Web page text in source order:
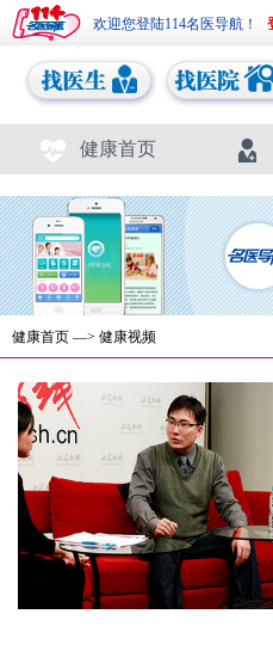
欢迎您登陆114名医导航！
健康首页
健康首页 —> 健康视频